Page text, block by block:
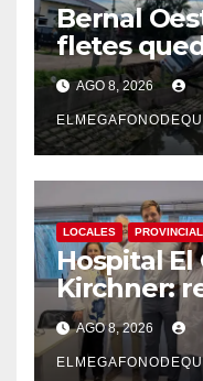
Bernal
fletes
caer al
AGO 8, 2026
LOCALES
Hospital El
Kirchner:
suAGO 8, 2026